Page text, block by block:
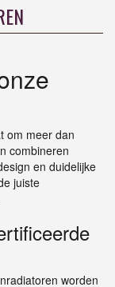
om meer dan
combineren
en duidelijke
juiste
worden